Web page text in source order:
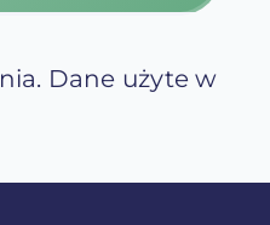
Dane użyte w